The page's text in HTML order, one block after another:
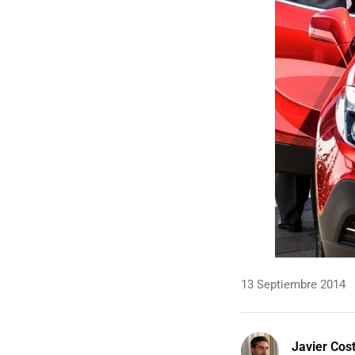
13 Septiembre 2014
Javier